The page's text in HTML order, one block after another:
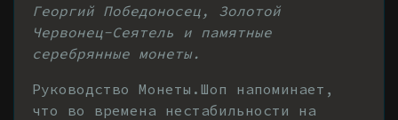
Георгий Победоносец, Золотой
Червонец-Сеятель и памятные
серебрянные монеты.
Руководство Монеты.Шоп напоминает,
что во времена нестабильности на